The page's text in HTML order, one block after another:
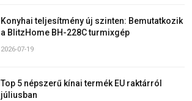
Konyhai teljesítmény új szinten: Bemutatkozik
a BlitzHome BH-228C turmixgép
2026-07-19
Top 5 népszerű kínai termék EU raktárról
júliusban